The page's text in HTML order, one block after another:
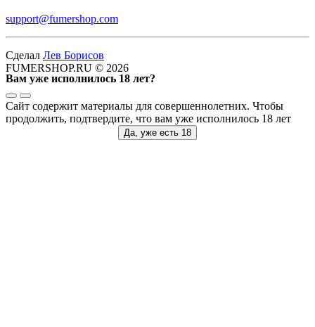
support@fumershop.com
Сделал Лев Борисов
FUMERSHOP.RU © 2026
Вам уже исполнилось 18 лет?
Сайт содержит материалы для совершеннолетних. Чтобы
продолжить, подтвердите, что вам уже исполнилось 18 лет
Да, уже есть 18